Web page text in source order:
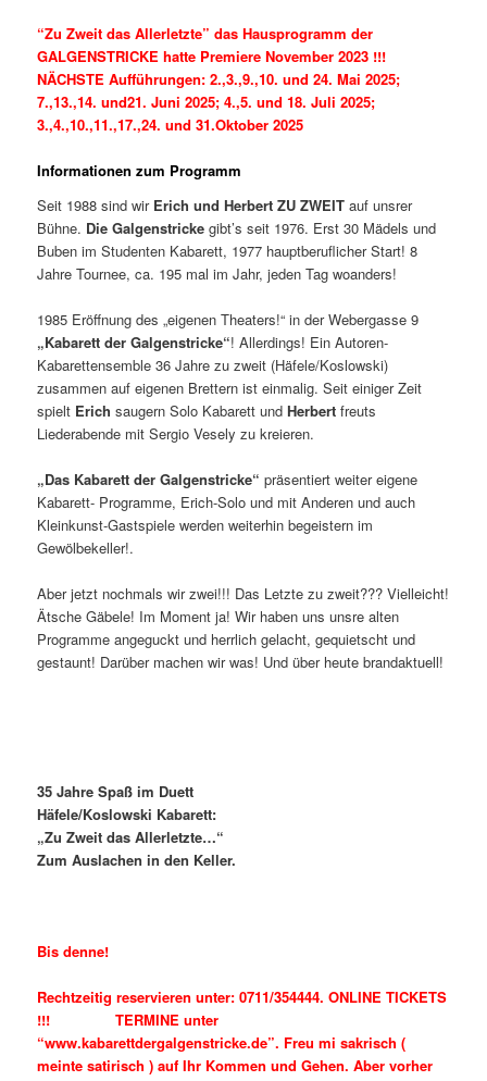
“Zu Zweit das Allerletzte” das Hausprogramm der
GALGENSTRICKE hatte Premiere November 2023 !!!
NÄCHSTE Aufführungen: 2.,3.,9.,10. und 24. Mai 2025;
7.,13.,14. und21. Juni 2025; 4.,5. und 18. Juli 2025;
3.,4.,10.,11.,17.,24. und 31.Oktober 2025
Informationen zum Programm
Seit 1988 sind wir Erich und Herbert ZU ZWEIT auf unsrer
Bühne. Die Galgenstricke gibt’s seit 1976. Erst 30 Mädels und
Buben im Studenten Kabarett, 1977 hauptberuflicher Start! 8
Jahre Tournee, ca. 195 mal im Jahr, jeden Tag woanders!
1985 Eröffnung des „eigenen Theaters!“ in der Webergasse 9
„Kabarett der Galgenstricke“! Allerdings! Ein Autoren-
Kabarettensemble 36 Jahre zu zweit (Häfele/Koslowski)
zusammen auf eigenen Brettern ist einmalig. Seit einiger Zeit
spielt Erich saugern Solo Kabarett undHerbert freuts
Liederabende mit Sergio Vesely zu kreieren.
„Das Kabarett der Galgenstricke“ präsentiert weiter eigene
Kabarett- Programme, Erich-Solo und mit Anderen und auch
Kleinkunst-Gastspiele werden weiterhin begeistern im
Gewölbekeller!.
Aber jetzt nochmals wir zwei!!! Das Letzte zu zweit??? Vielleicht!
Ätsche Gäbele! Im Moment ja! Wir haben uns unsre alten
Programme angeguckt und herrlich gelacht, gequietscht und
gestaunt! Darüber machen wir was! Und über heute brandaktuell!
35 Jahre Spaß im Duett
Häfele/Koslowski Kabarett:
„Zu Zweit das Allerletzte…“
Zum Auslachen in den Keller.
Bis denne!
Rechtzeitig reservieren unter: 0711/354444. ONLINE TICKETS
!!! TERMINE unter
“www.kabarettdergalgenstricke.de”. Freu mi sakrisch (
meinte satirisch ) auf Ihr Kommen und Gehen. Aber vorher